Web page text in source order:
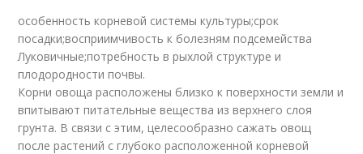
особенность корневой системы культуры;срок
посадки;восприимчивость к болезням подсемейства
Луковичные;потребность в рыхлой структуре и
плодородности почвы.
Корни овоща расположены близко к поверхности земли и
впитывают питательные вещества из верхнего слоя
грунта. В связи с этим, целесообразно сажать овощ
после растений с глубоко расположенной корневой